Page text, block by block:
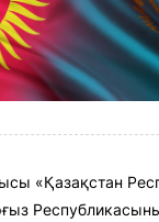
«Қазақстан